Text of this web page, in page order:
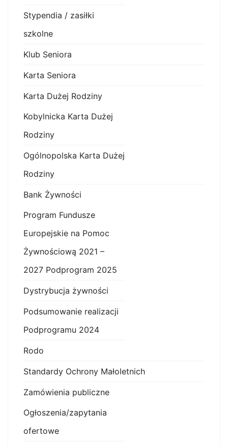
Stypendia / zasiłki
szkolne
Klub Seniora
Karta Seniora
Karta Dużej Rodziny
Kobylnicka Karta Dużej
Rodziny
Ogólnopolska Karta Dużej
Rodziny
Bank Żywności
Program Fundusze
Europejskie na Pomoc
Żywnościową 2021 –
2027 Podprogram 2025
Dystrybucja żywności
Podsumowanie realizacji
Podprogramu 2024
Rodo
Standardy Ochrony Małoletnich
Zamówienia publiczne
Ogłoszenia/zapytania
ofertowe